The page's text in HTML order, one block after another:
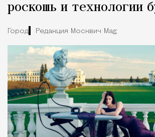
роскошь и технологии
Город Редакция Москвич Mag